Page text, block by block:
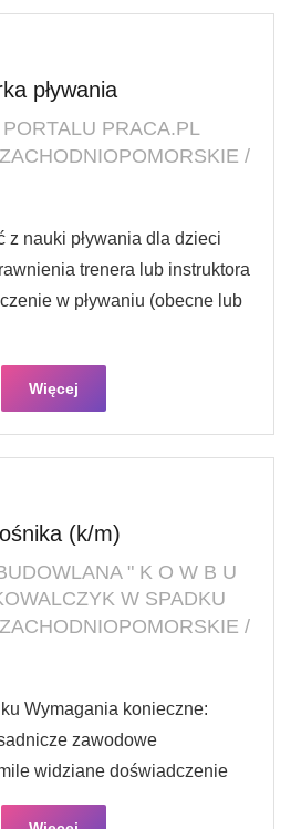
pływania
PRACA.PL
/
z nauki pływania dla dzieci
trenera lub instruktora
w pływaniu (obecne lub
Więcej
(k/m)
" K O W B U
W SPADKU
/
Wymagania konieczne:
zawodowe
widziane doświadczenie